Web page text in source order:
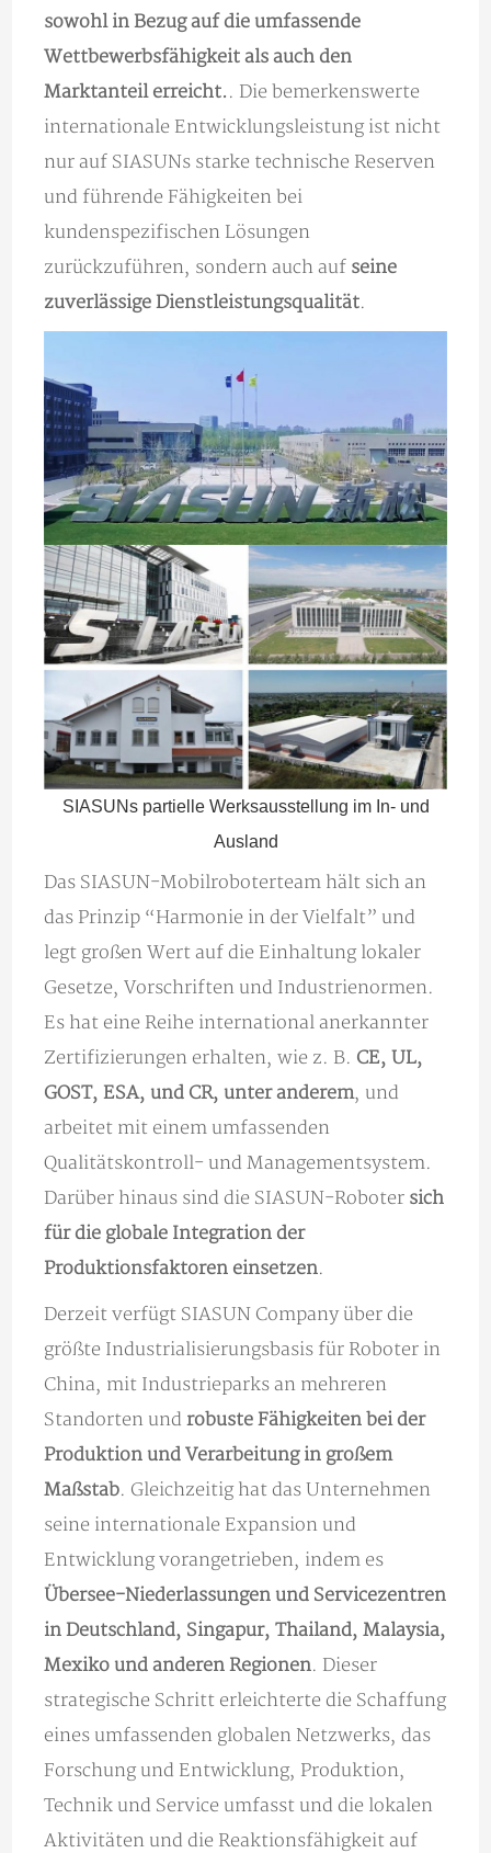
sowohl in Bezug auf die umfassende
Wettbewerbsfähigkeit als auch den
Marktanteil erreicht. . Die bemerkenswerte
internationale Entwicklungsleistung ist nicht
nur auf SIASUNs starke technische Reserven
und führende Fähigkeiten bei
kundenspezifischen Lösungen
zurückzuführen, sondern auch auf seine
zuverlässige Dienstleistungsqualität.
SIASUNs partielle Werksausstellung im In- und
Ausland
Das SIASUN-Mobilroboterteam hält sich an
das Prinzip “Harmonie in der Vielfalt” und
legt großen Wert auf die Einhaltung lokaler
Gesetze, Vorschriften und Industrienormen.
Es hat eine Reihe international anerkannter
Zertifizierungen erhalten, wie z. B. CE, UL,
GOST, ESA, und CR, unter anderem, und
arbeitet mit einem umfassenden
Qualitätskontroll- und Managementsystem.
Darüber hinaus sind die SIASUN-Roboter sich
für die globale Integration der
Produktionsfaktoren einsetzen.
Derzeit verfügt SIASUN Company über die
größte Industrialisierungsbasis für Roboter in
China, mit Industrieparks an mehreren
Standorten und robuste Fähigkeiten bei der
Produktion und Verarbeitung in großem
Maßstab. Gleichzeitig hat das Unternehmen
seine internationale Expansion und
Entwicklung vorangetrieben, indem es
Übersee-Niederlassungen und Servicezentren
in Deutschland, Singapur, Thailand, Malaysia,
Mexiko und anderen Regionen. Dieser
strategische Schritt erleichterte die Schaffung
eines umfassenden globalen Netzwerks, das
Forschung und Entwicklung, Produktion,
Technik und Service umfasst und die lokalen
Aktivitäten und die Reaktionsfähigkeit auf